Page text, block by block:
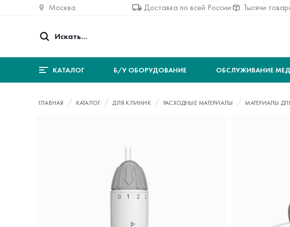
Москва Доставка по всей России Тысячи
КАТАЛОГ Б/У ОБОРУДОВАНИЕ ОБСЛУЖИВАНИЕ
ГЛАВНАЯ КАТАЛОГ ДЛЯ КЛИНИК РАСХОДНЫЕ МАТЕРИАЛЫ МАТЕРИАЛЫ